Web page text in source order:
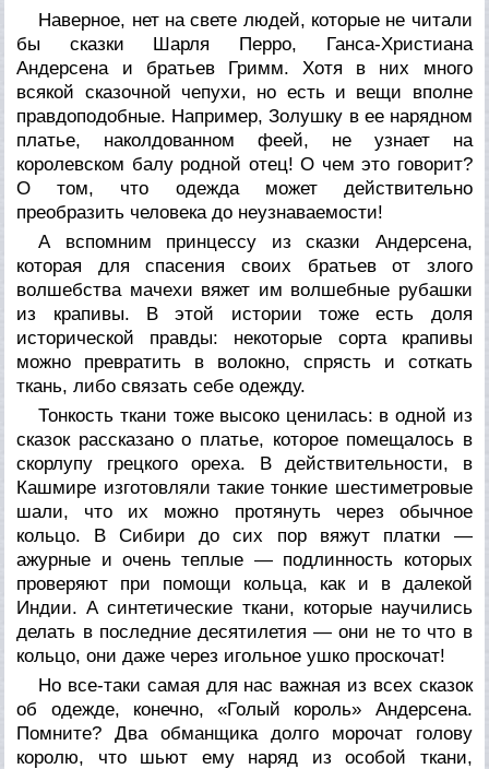
Наверное, нет на свете людей, которые не читали
бы сказки Шарля Перро, Ганса-Христиана
Андерсена и братьев Гримм. Хотя в них много
всякой сказочной чепухи, но есть и вещи вполне
правдоподобные. Например, Золушку в ее нарядном
платье, наколдованном феей, не узнает на
королевском балу родной отец! О чем это говорит?
О том, что одежда может действительно
преобразить человека до неузнаваемости!
А вспомним принцессу из сказки Андерсена,
которая для спасения своих братьев от злого
волшебства мачехи вяжет им волшебные рубашки
из крапивы. В этой истории тоже есть доля
исторической правды: некоторые сорта крапивы
можно превратить в волокно, спрясть и соткать
ткань, либо связать себе одежду.
Тонкость ткани тоже высоко ценилась: в одной из
сказок рассказано о платье, которое помещалось в
скорлупу грецкого ореха. В действительности, в
Кашмире изготовляли такие тонкие шестиметровые
шали, что их можно протянуть через обычное
кольцо. В Сибири до сих пор вяжут платки —
ажурные и очень теплые — подлинность которых
проверяют при помощи кольца, как и в далекой
Индии. А синтетические ткани, которые научились
делать в последние десятилетия — они не то что в
кольцо, они даже через игольное ушко проскочат!
Но все-таки самая для нас важная из всех сказок
об одежде, конечно, «Голый король» Андерсена.
Помните? Два обманщика долго морочат голову
королю, что шьют ему наряд из особой ткани,